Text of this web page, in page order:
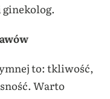
ginekolog.
to: tkliwość,
Warto